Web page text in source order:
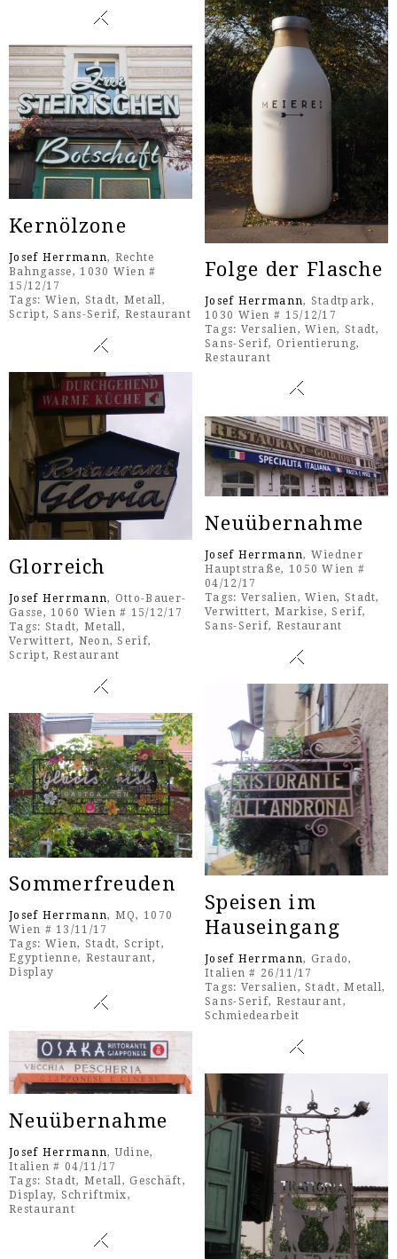
Folge der Flasche
Josef Herrmann, Stadtpark,
1030 Wien # 15/12/17
Tags: Versalien,Wien, Stadt,
Sans-Serif, Orientierung,
Restaurant
Kernölzone
Josef Herrmann, Rechte
Bahngasse, 1030 Wien #
15/12/17
Tags: Wien, Stadt, Metall,
Script,Sans-Serif,Restaurant
Glorreich
Josef Herrmann, Otto-Bauer-
Gasse, 1060 Wien # 15/12/17
Tags: Stadt, Metall ,
Verwittert, Neon,Serif,
Script,Restaurant
Neuübernahme
Josef Herrmann, Wiedner
Hauptstraße, 1050 Wien #
04/12/17
Tags: Versalien,Wien, Stadt,
Verwittert, Markise,Serif,
Sans-Serif, Restaurant
Speisen im
Hauseingang
Josef Herrmann, Grado,
Italien # 26/11/17
Tags: Versalien,Stadt,Metall,
Sans-Serif, Restaurant,
Schmiedearbeit
Sommerfreuden
Josef Herrmann, MQ, 1070
Wien # 13/11/17
Tags: Wien, Stadt, Script,
Egyptienne, Restaurant,
Display
Neuübernahme
Josef Herrmann, Udine,
Italien # 04/11/17
Tags: Stadt, Metall,Geschäft,
Display, Schriftmix,
Restaurant